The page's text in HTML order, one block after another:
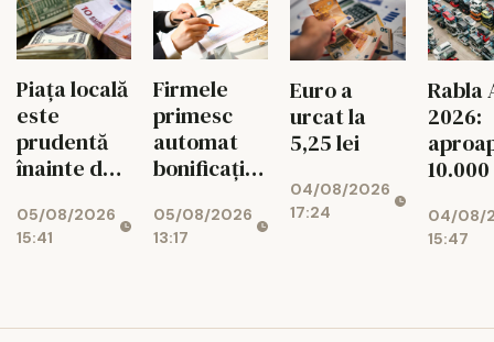
Piața locală
este
prudentă
înainte de
Moody's
05/08/2026
15:41
Firmele
primesc
automat
bonificația
impozit
05/08/2026
13:17
Euro a
urcat la
5,25 lei
04/08/2026
17:24
Rabla
2026:
04/08/
15:47